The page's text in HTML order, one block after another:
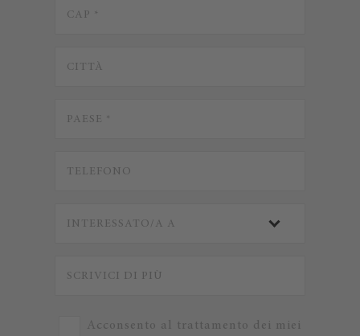
Acconsento al trattamento dei miei